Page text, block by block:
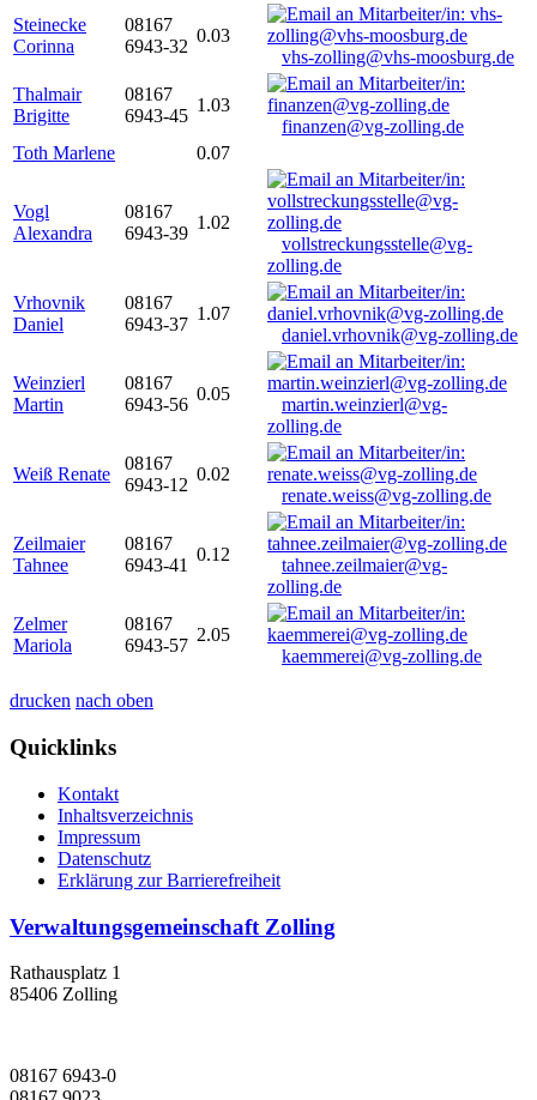
Steinecke
Corinna
08167
6943-32
0.03
vhs-zolling@vhs-moosburg.de
Thalmair
Brigitte
08167
6943-45
1.03
finanzen@vg-zolling.de
Toth Marlene
0.07
Vogl
Alexandra
08167
6943-39
1.02
vollstreckungsstelle@vg-
zolling.de
Vrhovnik
Daniel
08167
6943-37
1.07
daniel.vrhovnik@vg-zolling.de
Weinzierl
Martin
08167
6943-56
0.05
martin.weinzierl@vg-
zolling.de
Weiß Renate
08167
6943-12
0.02
renate.weiss@vg-zolling.de
Zeilmaier
Tahnee
08167
6943-41
0.12
tahnee.zeilmaier@vg-
zolling.de
Zelmer
Mariola
08167
6943-57
2.05
kaemmerei@vg-zolling.de
drucken nach oben
Quicklinks
Kontakt
Inhaltsverzeichnis
Impressum
Datenschutz
Erklärung zur Barrierefreiheit
Verwaltungsgemeinschaft Zolling
Rathausplatz 1
85406 Zolling
08167 6943-0